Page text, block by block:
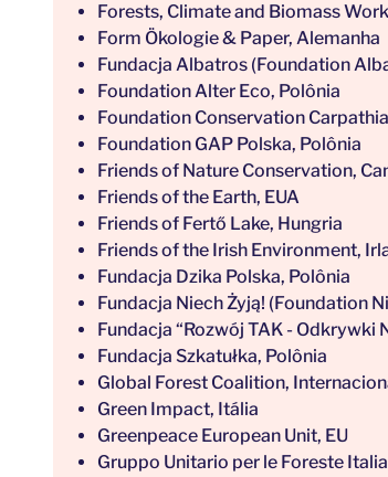
Forests, Climate and Biomass
Form Ökologie & Paper, Alemanha
Fundacja Albatros (Foundation
Foundation Alter Eco, Polônia
Foundation Conservation
Foundation GAP Polska, Polônia
Friends of Nature Conservation,
Friends of the Earth, EUA
Friends of Fertő Lake, Hungria
Friends of the Irish Environment,
Fundacja Dzika Polska, Polônia
Fundacja Niech Żyją! (Foundation
Fundacja “Rozwój TAK - Odkrywki
Fundacja Szkatułka, Polônia
Global Forest Coalition,
Green Impact, Itália
Greenpeace European Unit, EU
Gruppo Unitario per le Foreste